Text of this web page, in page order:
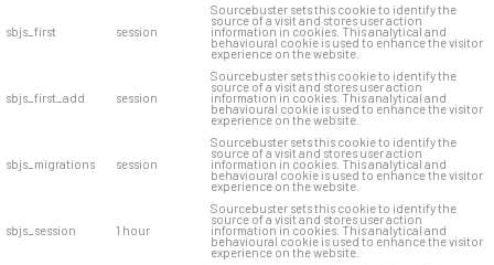
sbjs_first session
Sourcebuster sets this cookie to identify the
source of a visit and stores user action
information in cookies. This analytical and
behavioural cookie is used to enhance the visitor
experience on the website.
sbjs_first_add session
Sourcebuster sets this cookie to identify the
source of a visit and stores user action
information in cookies. This analytical and
behavioural cookie is used to enhance the visitor
experience on the website.
sbjs_migrations session
Sourcebuster sets this cookie to identify the
source of a visit and stores user action
information in cookies. This analytical and
behavioural cookie is used to enhance the visitor
experience on the website.
sbjs_session 1 hour
Sourcebuster sets this cookie to identify the
source of a visit and stores user action
information in cookies. This analytical and
behavioural cookie is used to enhance the visitor
experience on the website.